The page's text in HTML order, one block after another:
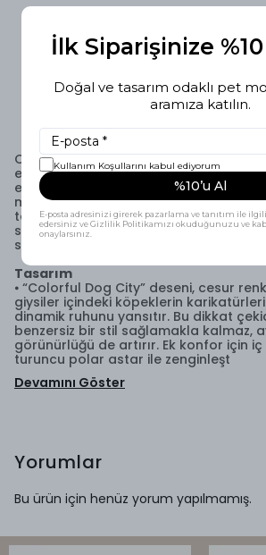
15 gün içinde iade
Ürün Açıklaması
Colorful Dog City” İçi Polarlı Su
eşsiz ve eğlenceli deseniyle dikkatleri
evcil dostunuzu yağmurlu günlerde ve
mevsiminde sıcak ve kuru tutmak için
tasarlanmıştır. Bu yağmurluk, hem
sunar hem de köpeğinizin konforunu ve
sağlar.
Tasarım
⦁ “Colorful Dog City” deseni, cesur
giysiler içindeki köpeklerin karikatürleri
dinamik ruhunu yansıtır. Bu dikkat
benzersiz bir stil sağlamakla kalmaz,
görünürlüğü de artırır. Ek konfor için iç
turuncu polar astar ile zenginleşt
Devamını Göster
Yorumlar
Bu ürün için henüz yorum yapılmamış.
İlk Siparişinize
Doğal ve tasarım odaklı pet
aramıza katılın.
Kullanım Koşullarını kabul ediyorum
%10’u Al
E-posta adresinizi girerek pazarlama ve tanıtım ile
edersiniz ve Gizlilik Politikamızı okuduğunuzu ve
onaylarsınız.